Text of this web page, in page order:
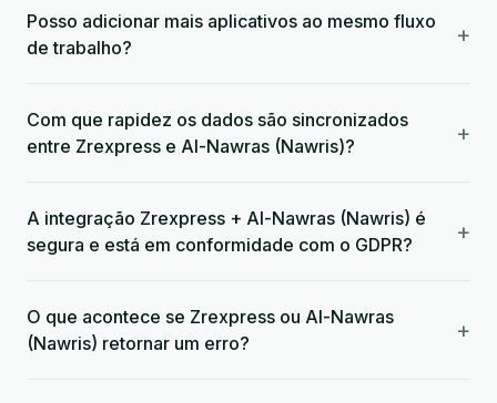
Posso adicionar mais aplicativos ao mesmo fluxo
de trabalho?
+
Com que rapidez os dados são sincronizados
entre Zrexpress e Al-Nawras (Nawris)?
+
A integração Zrexpress + Al-Nawras (Nawris) é
segura e está em conformidade com o GDPR?
+
O que acontece se Zrexpress ou Al-Nawras
(Nawris) retornar um erro?
+